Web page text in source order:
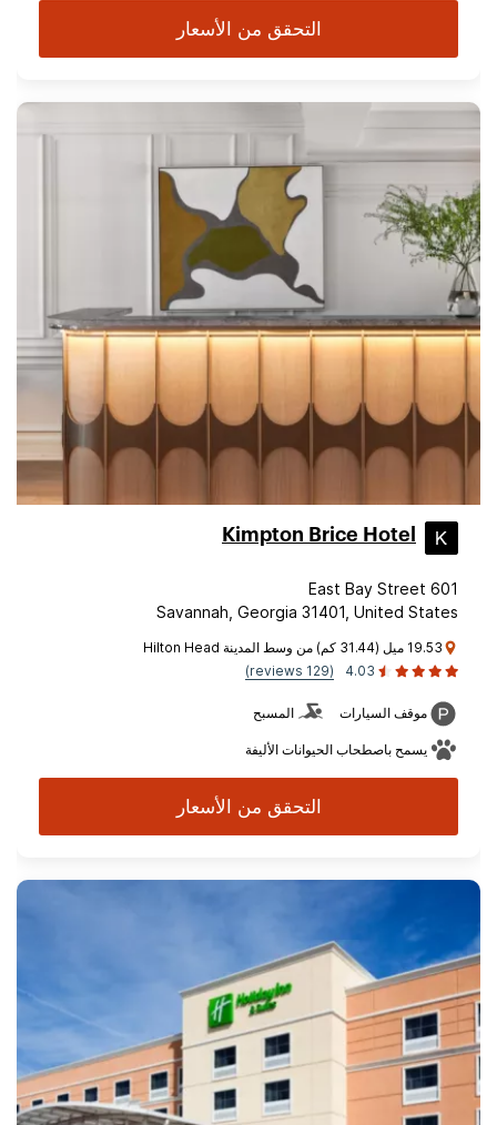
التحقق من الأسعار
Kimpton Brice Hotel
601 East Bay Street
Savannah, Georgia 31401, United States
19.53 ميل (31.44 كم) من وسط المدينة Hilton Head
4.03
(129 reviews)
موقف السيارات المسبح
يسمح باصطحاب الحيوانات الأليفة
التحقق من الأسعار